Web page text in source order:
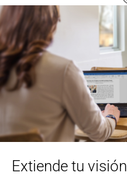
Extiende tu